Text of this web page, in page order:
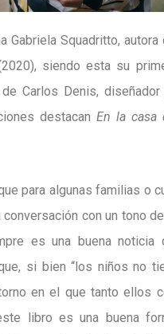
Gabriela Squadritto,
siendo esta su
Carlos Denis,
destacan En la casa
para algunas familias o
con un tono
es una buena noticia
si bien “los niños no
en el que tanto ellos
libro es una buena